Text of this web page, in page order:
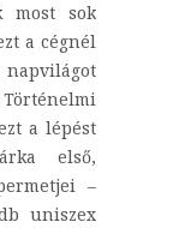
most sok
a cégnél
a lépést
első,
–
uniszex